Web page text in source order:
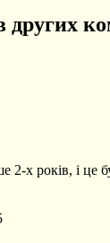
других
2-х років, і